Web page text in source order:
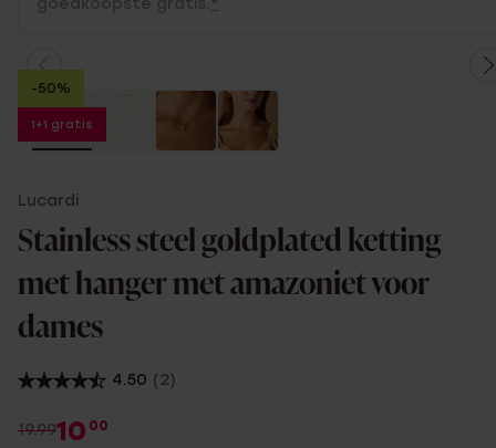
goedkoopste gratis. *
-50%
1+1 gratis
Lucardi
Stainless steel goldplated ketting
met hanger met amazoniet voor
dames
4.50 (2)
19.9910 00